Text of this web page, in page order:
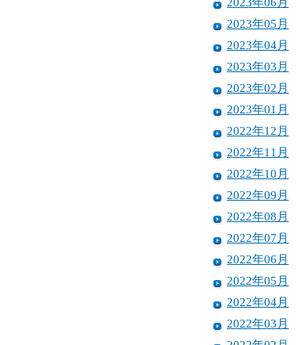
2023年05月
2023年04月
2023年03月
2023年02月
2023年01月
2022年12月
2022年11月
2022年10月
2022年09月
2022年08月
2022年07月
2022年06月
2022年05月
2022年04月
2022年03月